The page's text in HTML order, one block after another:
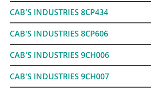
CAB'S INDUSTRIES 8CP434
CAB'S INDUSTRIES 8CP606
CAB'S INDUSTRIES 9CH006
CAB'S INDUSTRIES 9CH007